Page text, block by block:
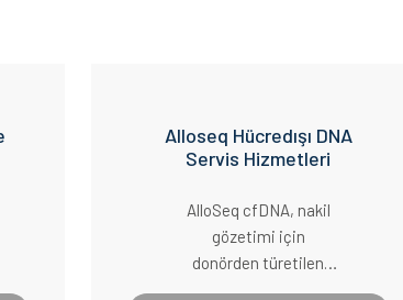
Alloseq Hücredışı DNA
Servis Hizmetleri
AlloSeq cfDNA, nakil
gözetimi için
donörden türetilen
hücresiz DNA (dd-